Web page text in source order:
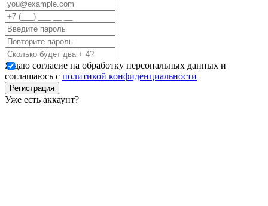
Я даю согласие на обработку персональных данных и
соглашаюсь с политикой конфиденциальности
Регистрация
Уже есть аккаунт?